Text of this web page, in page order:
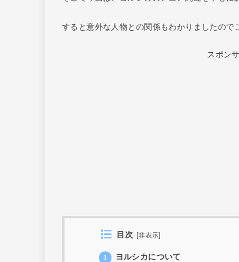
すると意外な人物との関係もわかりましたので
スポン
目次 [非表示]
1 ヨルシカについて